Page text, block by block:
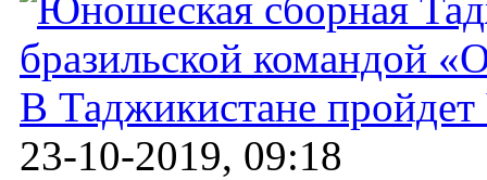
В Таджикистане
23-10-2019, 09:18